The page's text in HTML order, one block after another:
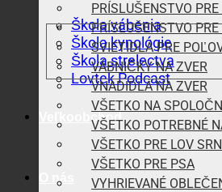
Škola vábenia
Škola kynológie
Škola strelectva
Lovtek Podcast
Veľkoobchod
O nás
PRÍSLUŠENSTVO PRE
PRÍSLUŠENSTVO
SVIETIDLÁ PRE
VÁBNIČKY NA ZVER
VNADIDLÁ NA ZVER
VŠETKO NA
VŠETKO POTREBNÉ
VŠETKO PRE LOV
VŠETKO PRE PSA
VYHRIEVANÉ